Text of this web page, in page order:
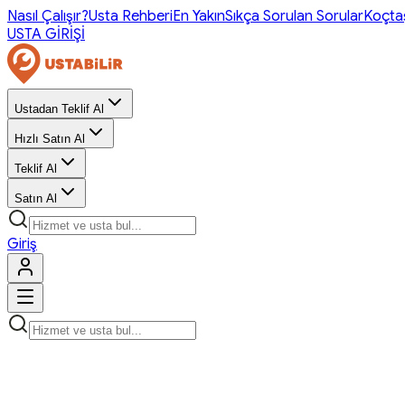
Nasıl Çalışır?Usta RehberiEn YakınSıkça Sorulan Sorular
USTA GİRİŞİ
Ustadan Teklif Al
Hızlı Satın Al
Teklif Al
Satın Al
Giriş